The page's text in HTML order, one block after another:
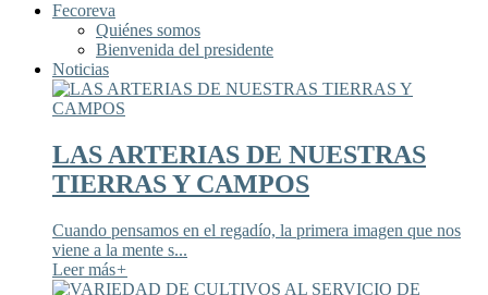
Fecoreva
Quiénes somos
Bienvenida del presidente
Noticias
LAS ARTERIAS DE NUESTRAS
TIERRAS Y CAMPOS
Cuando pensamos en el regadío, la primera imagen que nos
viene a la mente s...
Leer más+